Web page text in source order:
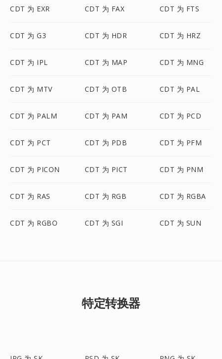
CDT 为 EXR CDT 为 FAX CDT 为 FTS
CDT 为 G3 CDT 为 HDR CDT 为 HRZ
CDT 为 IPL CDT 为 MAP CDT 为 MNG
CDT 为 MTV CDT 为 OTB CDT 为 PAL
CDT 为 PALM CDT 为 PAM CDT 为 PCD
CDT 为 PCT CDT 为 PDB CDT 为 PFM
CDT 为 PICON CDT 为 PICT CDT 为 PNM
CDT 为 RAS CDT 为 RGB CDT 为 RGBA
CDT 为 RGBO CDT 为 SGI CDT 为 SUN
特定转换器